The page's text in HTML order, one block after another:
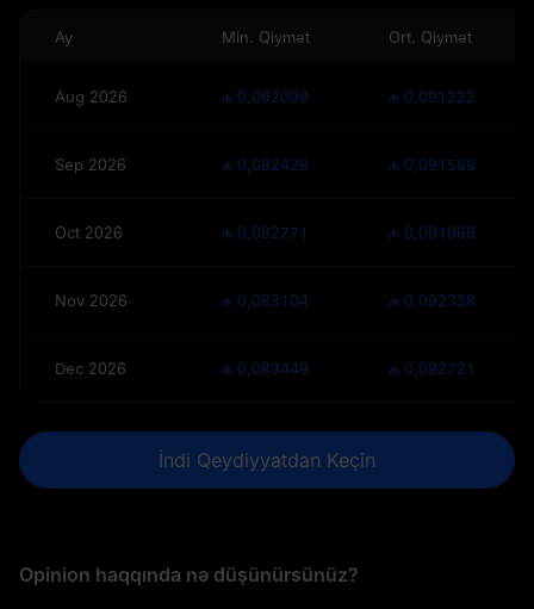
Ay Min. Qiymət Ort. Qiymət
Aug 2026 ₼ 0,082099 ₼ 0,091222
Sep 2026 ₼ 0,082429 ₼ 0,091588
Oct 2026 ₼ 0,082771 ₼ 0,091968
Nov 2026 ₼ 0,083104 ₼ 0,092338
Dec 2026 ₼ 0,083449 ₼ 0,092721
İndi Qeydiyyatdan Keçin
Opinion haqqında nə düşünürsünüz?